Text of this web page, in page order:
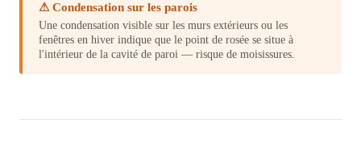
⚠ Condensation sur les parois
Une condensation visible sur les murs extérieurs ou les
fenêtres en hiver indique que le point de rosée se situe à
l'intérieur de la cavité de paroi — risque de moisissures.